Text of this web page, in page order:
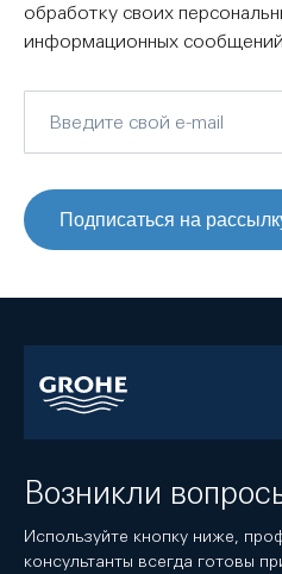
обработку своих
информационных сообщений.
Подписаться на
Возникли
Используйте кнопку ниже,
консультанты всегда готовы